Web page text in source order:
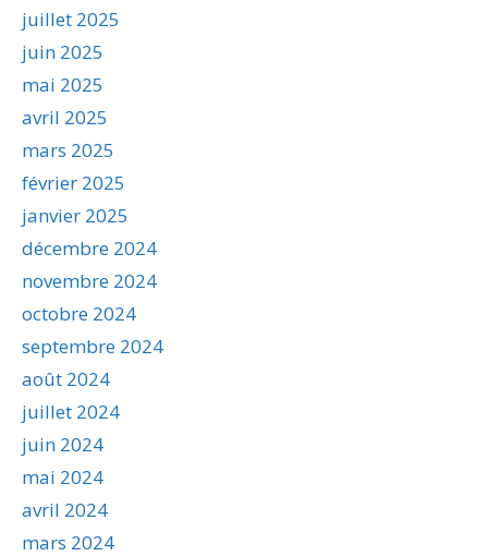
juillet 2025
juin 2025
mai 2025
avril 2025
mars 2025
février 2025
janvier 2025
décembre 2024
novembre 2024
octobre 2024
septembre 2024
août 2024
juillet 2024
juin 2024
mai 2024
avril 2024
mars 2024